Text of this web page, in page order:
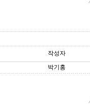
작성자
박기홍